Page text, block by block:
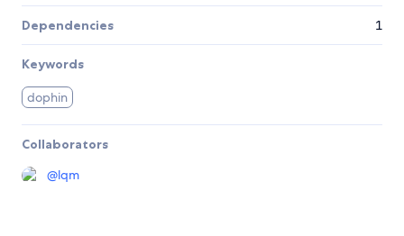
Dependencies 1
Keywords
dophin
Collaborators
@lqm